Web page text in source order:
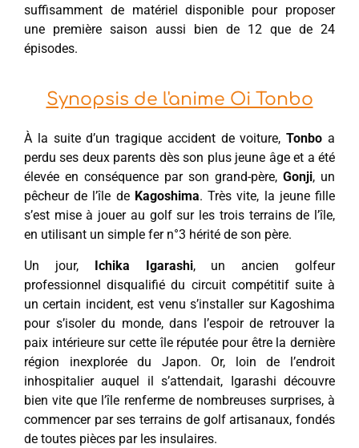
suffisamment de matériel disponible pour proposer
une première saison aussi bien de 12 que de 24
épisodes.
Synopsis de l'anime Oi Tonbo
À la suite d’un tragique accident de voiture,Tonbo a
perdu ses deux parents dès son plus jeune âge et a été
élevée en conséquence par son grand-père, Gonji, un
pêcheur de l’île de Kagoshima. Très vite, la jeune fille
s’est mise à jouer au golf sur les trois terrains de l’île,
en utilisant un simple fer n°3 hérité de son père.
Un jour, Ichika Igarashi, un ancien golfeur
professionnel disqualifié du circuit compétitif suite à
un certain incident, est venu s’installer sur Kagoshima
pour s’isoler du monde, dans l’espoir de retrouver la
paix intérieure sur cette île réputée pour être la dernière
région inexplorée du Japon. Or, loin de l’endroit
inhospitalier auquel il s’attendait, Igarashi découvre
bien vite que l’île renferme de nombreuses surprises, à
commencer par ses terrains de golf artisanaux, fondés
de toutes pièces par les insulaires.